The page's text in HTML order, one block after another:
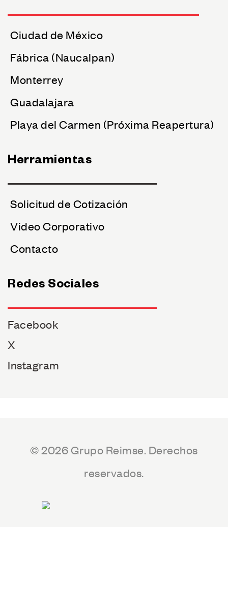
Ciudad de México
Fábrica (Naucalpan)
Monterrey
Guadalajara
Playa del Carmen (Próxima Reapertura)
Herramientas
Solicitud de Cotización
Video Corporativo
Contacto
Redes Sociales
Facebook
X
Instagram
© 2026 Grupo Reimse. Derechos
reservados.